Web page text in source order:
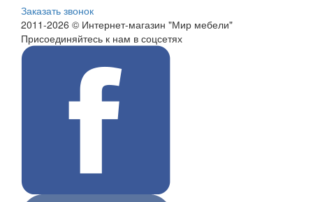
Заказать звонок
2011-2026 © Интернет-магазин "Мир мебели"
Присоединяйтесь к нам в соцсетях